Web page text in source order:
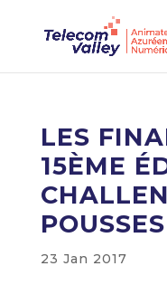
LES
15ÈME
POUSSES
23 Jan 2017